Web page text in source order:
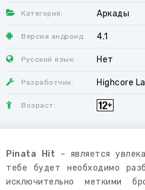
Категория: Аркады
Версия андроид: 4.1
Русский язык: Нет
Разработчик: Highcore
Возраст:
Pinata Hit – является
тебе будет необходимо
исключительно меткими